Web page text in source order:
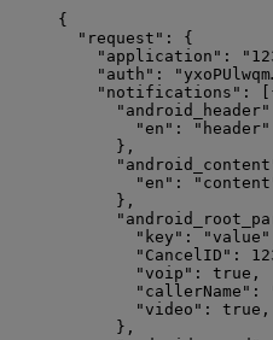
{
"request" : {
"application" : "
"auth" : "
"notifications" :
"android_header"
"en" : " header"
},
"en" : " content
},
"key" : " value "
"CancelID" :
"voip" : true
"callerName" :
"video" : true